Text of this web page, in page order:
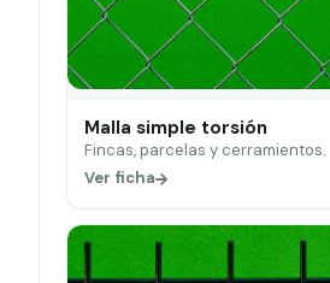
Malla simple torsión
Fincas, parcelas y cerramientos.
Ver ficha